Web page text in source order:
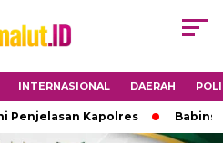
INTERNASIONAL DAERAH
Kapolres Babinsa